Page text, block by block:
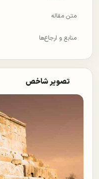
متن مقاله
منابع و ارجاع‌ها
تصویر شاخص